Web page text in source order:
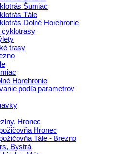
Šumiac
Tále
Dolné Horehronie
cyklotrasy
trasy
Horehronie
podľa parametrov
Hronec
Hronec
Tále - Brezno
Bystrá